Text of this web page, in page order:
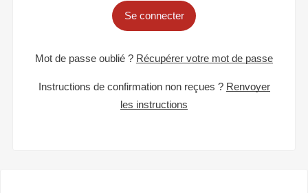
Se connecter
Mot de passe oublié ? Récupérer votre mot de passe
Instructions de confirmation non reçues ? Renvoyer
les instructions